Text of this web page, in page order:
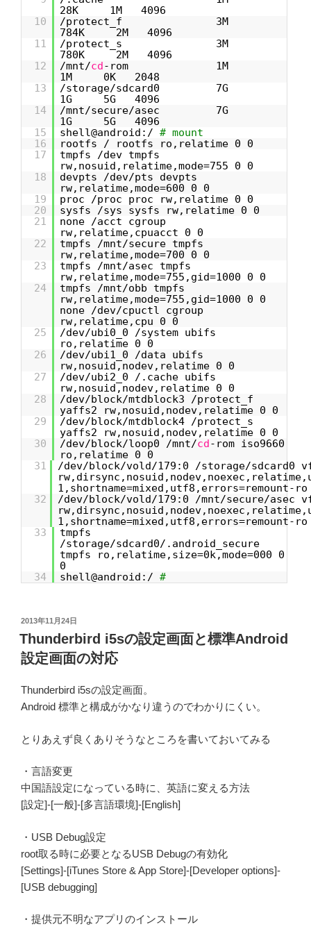
28K 1M 4096
10
/protect_f 3M
784K 2M 4096
11
/protect_s 3M
780K 2M 4096
12
/mnt/cd-rom 1M
1M 0K 2048
13
/storage/sdcard0 7G
1G 5G 4096
14
/mnt/secure/asec 7G
1G 5G 4096
15
shell@android:/ # mount
16
rootfs / rootfs ro,relatime 0 0
17
tmpfs /dev tmpfs
rw,nosuid,relatime,mode=755 0 0
18
devpts /dev/pts devpts
rw,relatime,mode=600 0 0
19
proc /proc proc rw,relatime 0 0
20
sysfs /sys sysfs rw,relatime 0 0
21
none /acct cgroup
rw,relatime,cpuacct 0 0
22
tmpfs /mnt/secure tmpfs
rw,relatime,mode=700 0 0
23
tmpfs /mnt/asec tmpfs
rw,relatime,mode=755,gid=1000 0 0
24
tmpfs /mnt/obb tmpfs
rw,relatime,mode=755,gid=1000 0 0
none /dev/cpuctl cgroup
rw,relatime,cpu 0 0
25
/dev/ubi0_0 /system ubifs
ro,relatime 0 0
26
/dev/ubi1_0 /data ubifs
rw,nosuid,nodev,relatime 0 0
27
/dev/ubi2_0 /.cache ubifs
rw,nosuid,nodev,relatime 0 0
28
/dev/block/mtdblock3 /protect_f
yaffs2 rw,nosuid,nodev,relatime 0 0
29
/dev/block/mtdblock4 /protect_s
yaffs2 rw,nosuid,nodev,relatime 0 0
30
/dev/block/loop0 /mnt/cd-rom iso9660
ro,relatime 0 0
31
/dev/block/vold/179:0 /storage/sdcard0
1,shortname=mixed,utf8,errors=remount-
32
/dev/block/vold/179:0 /mnt/secure/asec
1,shortname=mixed,utf8,errors=remount-
33
tmpfs
/storage/sdcard0/.android_secure
tmpfs ro,relatime,size=0k,mode=000 0
0
34
shell@android:/ #
投
稿
日:
2013年11月24日
Thunderbird i5sの設定画面と標準Android
設定画面の対応
Thunderbird i5sの設定画面。
Android 標準と構成がかなり違うのでわかりにくい。
とりあえず良くありそうなところを書いておいてみる
・言語変更
中国語設定になっている時に、英語に変える方法
[設定]-[一般]-[多言語環境]-[English]
・USB Debug設定
root取る時に必要となるUSB Debugの有効化
[Settings]-[iTunes Store & App Store]-[Developer options]-
[USB debugging]
・提供元不明なアプリのインストール